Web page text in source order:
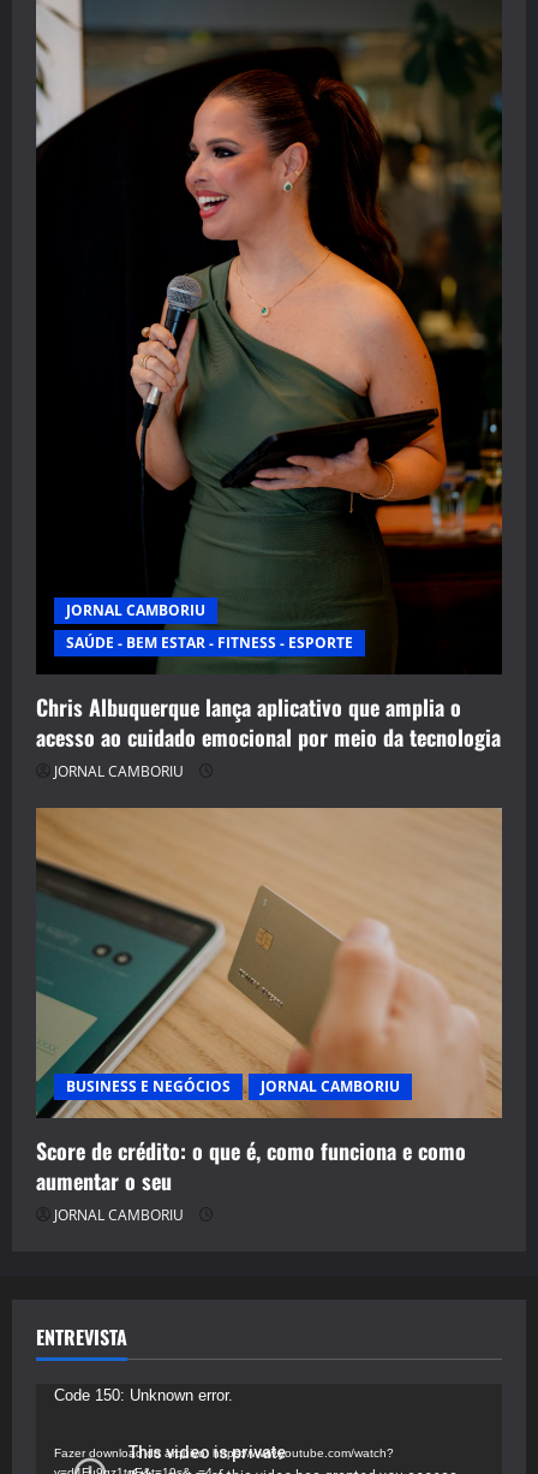
JORNAL CAMBORIU
SAÚDE - BEM ESTAR - FITNESS - ESPORTE
Chris Albuquerque lança aplicativo que amplia o
acesso ao cuidado emocional por meio da tecnologia
JORNAL CAMBORIU
BUSINESS E NEGÓCIOS JORNAL CAMBORIU
Score de crédito: o que é, como funciona e como
aumentar o seu
JORNAL CAMBORIU
ENTREVISTA
Tocador
vídeo
Code 150: Unknown error.
Fazer download do arquivo: https://www.youtube.com/watch?